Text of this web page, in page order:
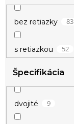
bez retiazky 83
s retiazkou 52
Špecifikácia
dvojité 9